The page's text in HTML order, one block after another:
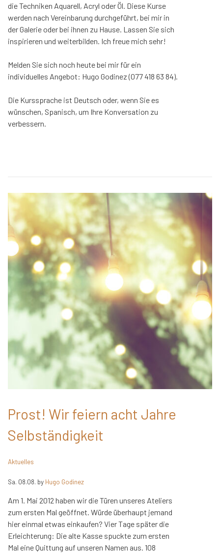
die Techniken Aquarell, Acryl oder Öl. Diese Kurse
werden nach Vereinbarung durchgeführt, bei mir in
der Galerie oder bei ihnen zu Hause. Lassen Sie sich
inspirieren und weiterbilden. Ich freue mich sehr!
Melden Sie sich noch heute bei mir für ein
individuelles Angebot: Hugo Godinez (077 418 63 84).
Die Kurssprache ist Deutsch oder, wenn Sie es
wünschen, Spanisch, um Ihre Konversation zu
verbessern.
Prost! Wir feiern acht Jahre
Selbständigkeit
Aktuelles
Sa. 08.08. by Hugo Godinez
Am 1. Mai 2012 haben wir die Türen unseres Ateliers
zum ersten Mal geöffnet. Würde überhaupt jemand
hier einmal etwas einkaufen? Vier Tage später die
Erleichterung: Die alte Kasse spuckte zum ersten
Mal eine Quittung auf unseren Namen aus. 108